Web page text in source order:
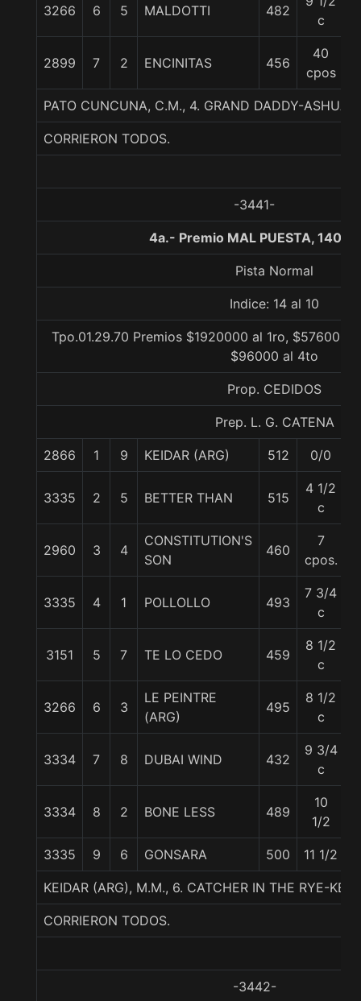
3266 6 5 MALDOTTI 482
c
2899 7 2 ENCINITAS 456
40
cpos
PATO CUNCUNA, C.M., 4. GRAND DADDY-ASHUA-
CORRIERON TODOS.
-3441-
4a.- Premio MAL PUESTA, 1400
Pista Normal
Indice: 14 al 10
Tpo.01.29.70 Premios $1920000 al 1ro, $576000
$96000 al 4to
Prop. CEDIDOS
Prep. L. G. CATENA
2866 1 9 KEIDAR (ARG) 512 0/0
3335 2 5 BETTER THAN 515
4 1/2
c
2960 3 4
CONSTITUTION'S
SON
460
7
cpos.
3335 4 1 POLLOLLO 493
7 3/4
c
3151 5 7 TE LO CEDO 459
8 1/2
c
3266 6 3
LE PEINTRE
(ARG)
495
8 1/2
c
3334 7 8 DUBAI WIND 432
9 3/4
c
3334 8 2 BONE LESS 489
10
1/2
3335 9 6 GONSARA 500 11 1/2
KEIDAR (ARG), M.M., 6. CATCHER IN THE RYE-
CORRIERON TODOS.
-3442-